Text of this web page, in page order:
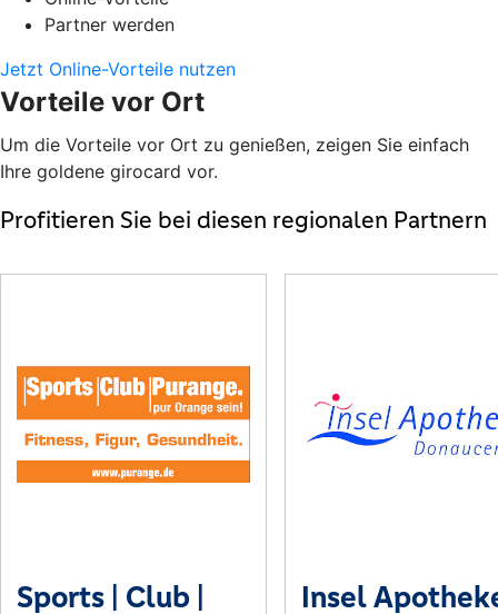
Partner werden
Jetzt Online-Vorteile nutzen
Vorteile vor Ort
Um die Vorteile vor Ort zu genießen, zeigen Sie einfach
Ihre goldene girocard vor.